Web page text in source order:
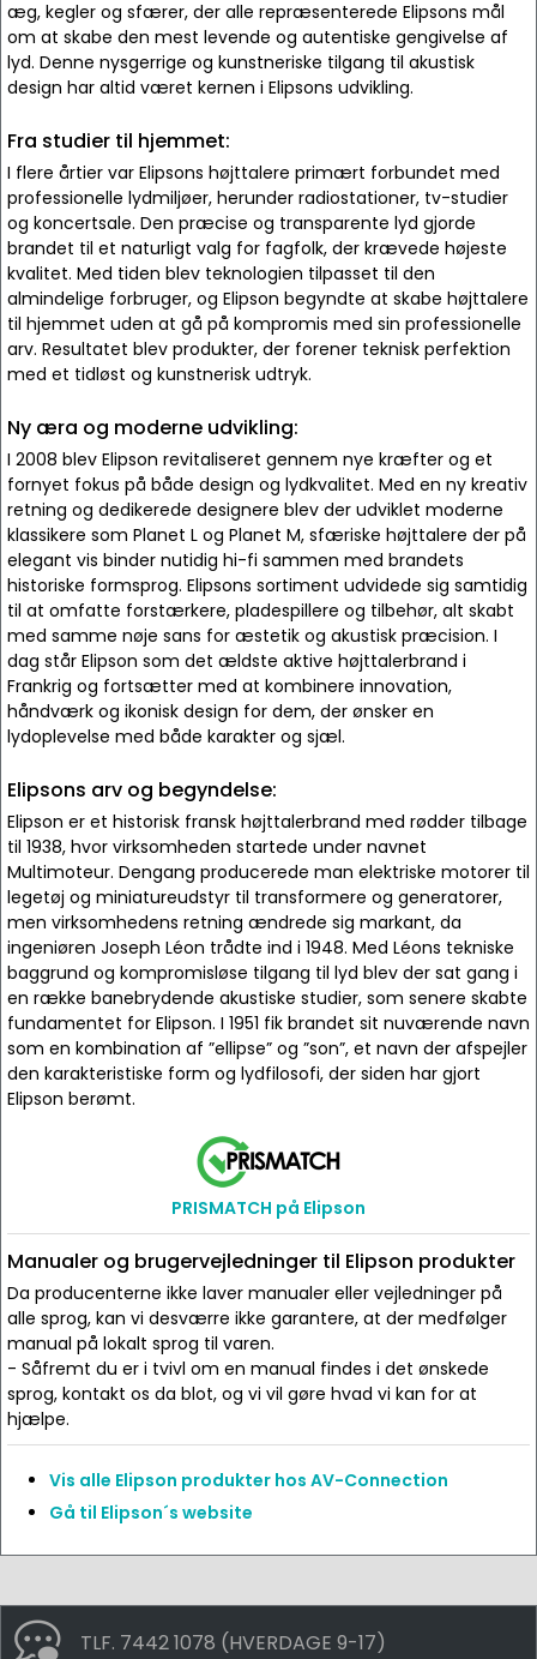
æg, kegler og sfærer, der alle repræsenterede Elipsons mål
om at skabe den mest levende og autentiske gengivelse af
lyd. Denne nysgerrige og kunstneriske tilgang til akustisk
design har altid været kernen i Elipsons udvikling.
Fra studier til hjemmet:
I flere årtier var Elipsons højttalere primært forbundet med
professionelle lydmiljøer, herunder radiostationer, tv-studier
og koncertsale. Den præcise og transparente lyd gjorde
brandet til et naturligt valg for fagfolk, der krævede højeste
kvalitet. Med tiden blev teknologien tilpasset til den
almindelige forbruger, og Elipson begyndte at skabe højttalere
til hjemmet uden at gå på kompromis med sin professionelle
arv. Resultatet blev produkter, der forener teknisk perfektion
med et tidløst og kunstnerisk udtryk.
Ny æra og moderne udvikling:
I 2008 blev Elipson revitaliseret gennem nye kræfter og et
fornyet fokus på både design og lydkvalitet. Med en ny kreativ
retning og dedikerede designere blev der udviklet moderne
klassikere som Planet L og Planet M, sfæriske højttalere der på
elegant vis binder nutidig hi-fi sammen med brandets
historiske formsprog. Elipsons sortiment udvidede sig samtidig
til at omfatte forstærkere, pladespillere og tilbehør, alt skabt
med samme nøje sans for æstetik og akustisk præcision. I
dag står Elipson som det ældste aktive højttalerbrand i
Frankrig og fortsætter med at kombinere innovation,
håndværk og ikonisk design for dem, der ønsker en
lydoplevelse med både karakter og sjæl.
Elipsons arv og begyndelse:
Elipson er et historisk fransk højttalerbrand med rødder tilbage
til 1938, hvor virksomheden startede under navnet
Multimoteur. Dengang producerede man elektriske motorer til
legetøj og miniatureudstyr til transformere og generatorer,
men virksomhedens retning ændrede sig markant, da
ingeniøren Joseph Léon trådte ind i 1948. Med Léons tekniske
baggrund og kompromisløse tilgang til lyd blev der sat gang i
en række banebrydende akustiske studier, som senere skabte
fundamentet for Elipson. I 1951 fik brandet sit nuværende navn
som en kombination af ”ellipse” og ”son”, et navn der afspejler
den karakteristiske form og lydfilosofi, der siden har gjort
Elipson berømt.
PRISMATCH på Elipson
Manualer og brugervejledninger til Elipson produkter
Da producenterne ikke laver manualer eller vejledninger på
alle sprog, kan vi desværre ikke garantere, at der medfølger
manual på lokalt sprog til varen.
- Såfremt du er i tvivl om en manual findes i det ønskede
sprog, kontakt os da blot, og vi vil gøre hvad vi kan for at
hjælpe.
Vis alle Elipson produkter hos AV-Connection
Gå til Elipson´s website
TLF. 7442 1078 (HVERDAGE 9-17)